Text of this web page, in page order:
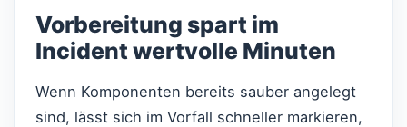
Vorbereitung spart im
Incident wertvolle Minuten
Wenn Komponenten bereits sauber angelegt
sind, lässt sich im Vorfall schneller markieren,